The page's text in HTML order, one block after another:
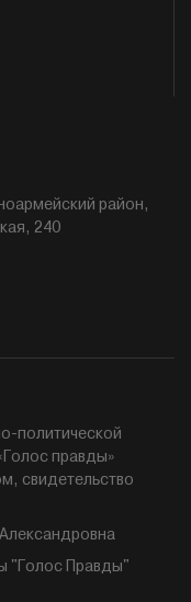
район,
240
политической
правды»
свидетельство
"Голос Правды"